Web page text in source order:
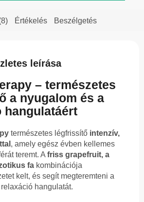
Értékelés Beszélgetés
leírása
– természetes
a nyugalom és a
hangulatáért
természetes légfrissítő intenzív,
, amely egész évben kellemes
teremt. A friss grapefruit, a
fa kombinációja
kelt, és segít megteremteni a
hangulatát.